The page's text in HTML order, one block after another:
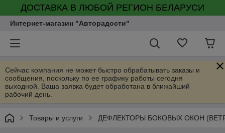
ДОСТАВКА В ЛЮБОЙ РЕГИОН БЕЛАРУСИ
Интернет-магазин "Авторадости"
Сейчас компания не может быстро обрабатывать заказы и
сообщения, поскольку по ее графику работы сегодня
выходной. Ваша заявка будет обработана в ближайший
рабочий день.
Товары и услуги ДЕФЛЕКТОРЫ БОКОВЫХ ОКОН